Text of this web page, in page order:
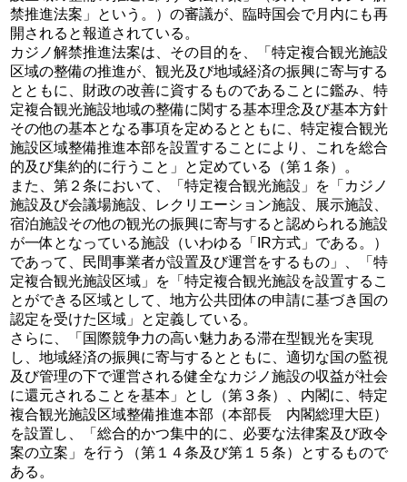
禁推進法案」という。）の審議が、臨時国会で月内にも再
開されると報道されている。
カジノ解禁推進法案は、その目的を、「特定複合観光施設
区域の整備の推進が、観光及び地域経済の振興に寄与する
とともに、財政の改善に資するものであることに鑑み、特
定複合観光施設地域の整備に関する基本理念及び基本方針
その他の基本となる事項を定めるとともに、特定複合観光
施設区域整備推進本部を設置することにより、これを総合
的及び集約的に行うこと」と定めている（第１条）。
また、第２条において、「特定複合観光施設」を「カジノ
施設及び会議場施設、レクリエーション施設、展示施設、
宿泊施設その他の観光の振興に寄与すると認められる施設
が一体となっている施設（いわゆる「IR方式」である。）
であって、民間事業者が設置及び運営をするもの」、「特
定複合観光施設区域」を「特定複合観光施設を設置するこ
とができる区域として、地方公共団体の申請に基づき国の
認定を受けた区域」と定義している。
さらに、「国際競争力の高い魅力ある滞在型観光を実現
し、地域経済の振興に寄与するとともに、適切な国の監視
及び管理の下で運営される健全なカジノ施設の収益が社会
に還元されることを基本」とし（第３条）、内閣に、特定
複合観光施設区域整備推進本部（本部長 内閣総理大臣）
を設置し、「総合的かつ集中的に、必要な法律案及び政令
案の立案」を行う（第１４条及び第１５条）とするもので
ある。